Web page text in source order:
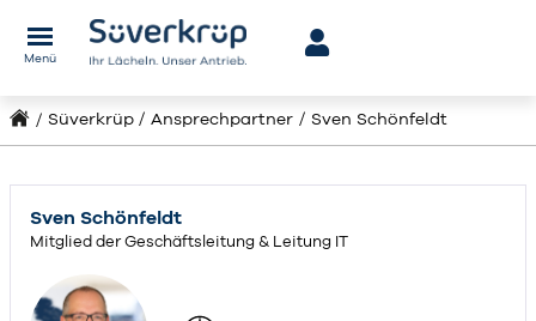
Menü
Süverkrüp Ansprechpartner Sven Schönfeldt
Sven Schönfeldt
Mitglied der Geschäftsleitung & Leitung IT